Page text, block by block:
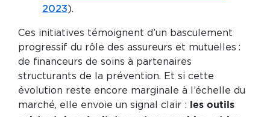
2023).
Ces initiatives témoignent d’un basculement
progressif du rôle des assureurs et mutuelles :
de financeurs de soins à partenaires
structurants de la prévention. Et si cette
évolution reste encore marginale à l’échelle du
marché, elle envoie un signal clair :
les outils